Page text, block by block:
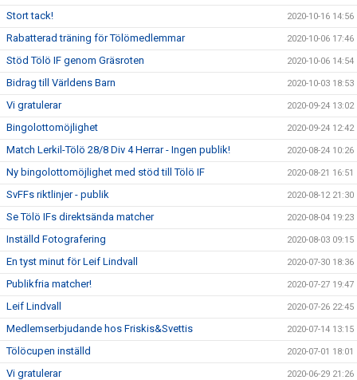
Stort tack! 2020-10-16 14:56
Rabatterad träning för Tölömedlemmar 2020-10-06 17:46
Stöd Tölö IF genom Gräsroten 2020-10-06 14:54
Bidrag till Världens Barn 2020-10-03 18:53
Vi gratulerar 2020-09-24 13:02
Bingolottomöjlighet 2020-09-24 12:42
Match Lerkil-Tölö 28/8 Div 4 Herrar - Ingen publik! 2020-08-24 10:26
Ny bingolottomöjlighet med stöd till Tölö IF 2020-08-21 16:51
SvFFs riktlinjer - publik 2020-08-12 21:30
Se Tölö IFs direktsända matcher 2020-08-04 19:23
Inställd Fotografering 2020-08-03 09:15
En tyst minut för Leif Lindvall 2020-07-30 18:36
Publikfria matcher! 2020-07-27 19:47
Leif Lindvall 2020-07-26 22:45
Medlemserbjudande hos Friskis&Svettis 2020-07-14 13:15
Tölöcupen inställd 2020-07-01 18:01
Vi gratulerar 2020-06-29 21:26